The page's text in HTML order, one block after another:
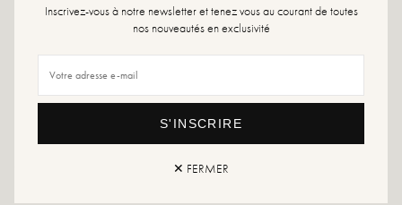
Kuitomtrek (bij maat 38): 38 cm
Sluiting: Ritssluiting
Onderhoudsinstructies: Wij adviseren om uw schoenen waterdicht te maken
Als uw maat niet meer beschikbaar is, aarzel dan niet om een melding te
Inscrivez-vous à notre newsletter et tenez vous au courant de toutes
nos nouveautés en exclusivité
S'INSCRIRE
✕ FERMER